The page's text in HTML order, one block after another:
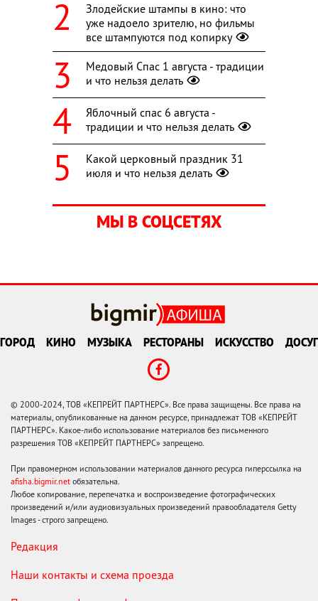
Злодейские штампы в кино: что
уже надоело зрителю, но фильмы
все штампуются под копирку
Медовый Спас 1 августа - традиции
и что нельзя делать
Яблочный спас 6 августа -
традиции и что нельзя делать
Какой церковный праздник 31
июля и что нельзя делать
МЫ В СОЦСЕТЯХ
ГОРОД КИНО МУЗЫКА РЕСТОРАНЫ ИСКУССТВО ДОСУГ
© 2000-2024, ТОВ «КЕПРЕЙТ ПАРТНЕРС». Все права защищены. Все права на
материалы, опубликованные на данном ресурсе, принадлежат ТОВ «КЕПРЕЙТ
ПАРТНЕРС». Какое-либо использование материалов без письменного
разрешения ТОВ «КЕПРЕЙТ ПАРТНЕРС» запрещено.
При правомерном использовании материалов данного ресурса гиперссылка на
afisha.bigmir.net обязательна.
Любое копирование, перепечатка и воспроизведение фотографических
произведений и/или аудиовизуальных произведений правообладателя Getty
Images - строго запрещено.
Редакция
Наши контакты и схема проезда